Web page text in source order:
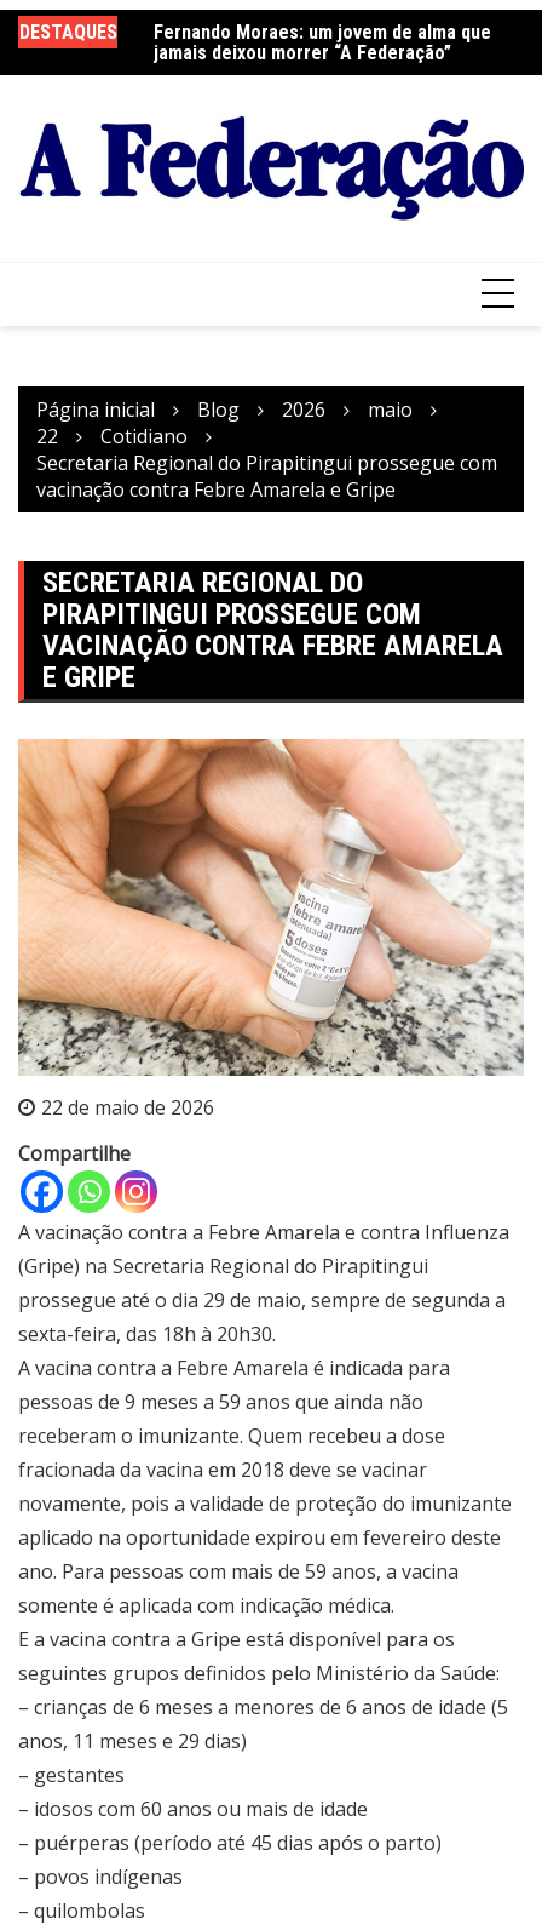
para
o
DESTAQUES
Fernando Moraes: um jovem de alma que
jamais deixou morrer “A Federação”
Curso Oração e Vida na Paróquia São José
Página inicial Blog 2026
maio
22
Cotidiano
Secretaria Regional do Pirapitingui prossegue com
vacinação contra Febre Amarela e Gripe
SECRETARIA REGIONAL DO
PIRAPITINGUI PROSSEGUE COM
VACINAÇÃO CONTRA FEBRE AMARELA
E GRIPE
22 de maio de 2026
Compartilhe
A vacinação contra a Febre Amarela e contra Influenza
(Gripe) na Secretaria Regional do Pirapitingui
prossegue até o dia 29 de maio, sempre de segunda a
sexta-feira, das 18h à 20h30.
A vacina contra a Febre Amarela é indicada para
pessoas de 9 meses a 59 anos que ainda não
receberam o imunizante. Quem recebeu a dose
fracionada da vacina em 2018 deve se vacinar
novamente, pois a validade de proteção do imunizante
aplicado na oportunidade expirou em fevereiro deste
ano. Para pessoas com mais de 59 anos, a vacina
somente é aplicada com indicação médica.
E a vacina contra a Gripe está disponível para os
seguintes grupos definidos pelo Ministério da Saúde:
– crianças de 6 meses a menores de 6 anos de idade (5
anos, 11 meses e 29 dias)
– gestantes
– idosos com 60 anos ou mais de idade
– puérperas (período até 45 dias após o parto)
– povos indígenas
– quilombolas